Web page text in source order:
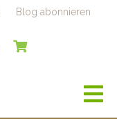
Blog abonnieren
a